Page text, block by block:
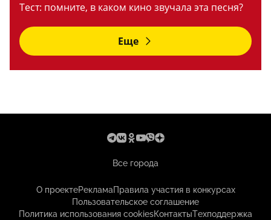
Тест: помните, в каком кино звучала эта песня?
Еще
Все города
О проектеРекламаПравила участия в конкурсах
Пользовательское соглашение
Политика использования cookiesКонтактыТехподдержка